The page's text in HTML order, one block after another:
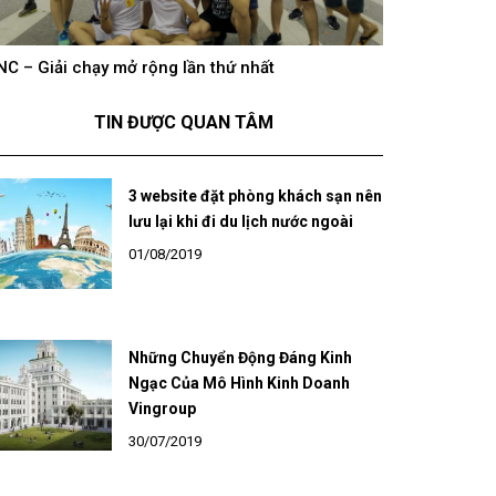
– Giải chạy mở rộng lần thứ nhất
khí cổ vũ U23 Việt Nam tại BNC Group trên
3 website đặt phòng khách sạn nên
Những Chuyển Động Đáng Kinh
Ngạc Của Mô Hình Kinh Doanh